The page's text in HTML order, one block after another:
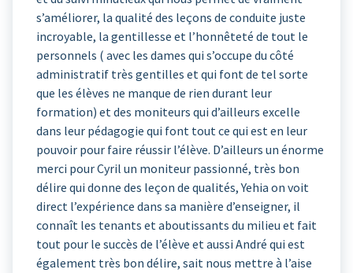
s’améliorer, la qualité des leçons de conduite juste
incroyable, la gentillesse et l’honnêteté de tout le
personnels ( avec les dames qui s’occupe du côté
administratif très gentilles et qui font de tel sorte
que les élèves ne manque de rien durant leur
formation) et des moniteurs qui d’ailleurs excelle
dans leur pédagogie qui font tout ce qui est en leur
pouvoir pour faire réussir l’élève. D’ailleurs un énorme
merci pour Cyril un moniteur passionné, très bon
délire qui donne des leçon de qualités, Yehia on voit
direct l’expérience dans sa manière d’enseigner, il
connaît les tenants et aboutissants du milieu et fait
tout pour le succès de l’élève et aussi André qui est
également très bon délire, sait nous mettre à l’aise